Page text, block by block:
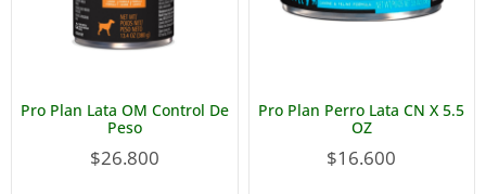
Pro Plan Lata OM Control De
Peso
$26.800
Pro Plan Perro Lata CN X 5.5
OZ
$16.600